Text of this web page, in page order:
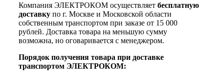
Компания ЭЛЕКТРОКОМ осуществляет бесплатную
доставку по г. Москве и Московской области
собственным транспортом при заказе от 15 000
рублей. Доставка товара на меньшую сумму
возможна, но оговаривается с менеджером.
Порядок получения товара при доставке
транспортом ЭЛЕКТРОКОМ: